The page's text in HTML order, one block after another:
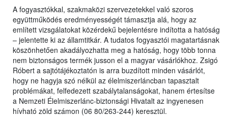
A fogyasztókkal, szakmaközi szervezetekkel való szoros
együttműködés eredményességét támasztja alá, hogy az
említett vizsgálatokat közérdekű bejelentésre indította a hatóság
– jelentette ki az államtitkár. A tudatos fogyasztói magatartásnak
köszönhetően akadályozhatta meg a hatóság, hogy több tonna
nem biztonságos termék jusson el a magyar vásárlókhoz. Zsigó
Róbert a sajtótájékoztatón is arra buzdított minden vásárlót,
hogy ne hagyja szó nélkül az élelmiszerláncban tapasztalt
problémákat, felfedezett szabálytalanságokat, hanem értesítse
a Nemzeti Élelmiszerlánc-biztonsági Hivatalt az ingyenesen
hívható zöld számon (06 80/263-244) keresztül.